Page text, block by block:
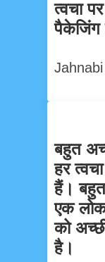
त्वचा
पैकेजिंग
बहुत
हर
हैं।
एक
को
है।